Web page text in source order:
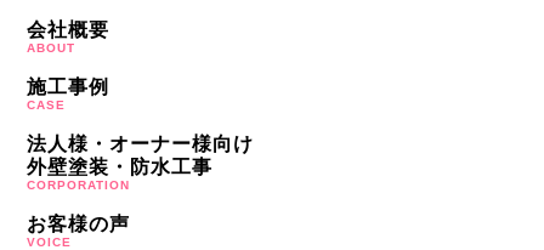
会社概要
ABOUT
施工事例
CASE
法人様・オーナー様向け
外壁塗装・防水工事
CORPORATION
お客様の声
VOICE